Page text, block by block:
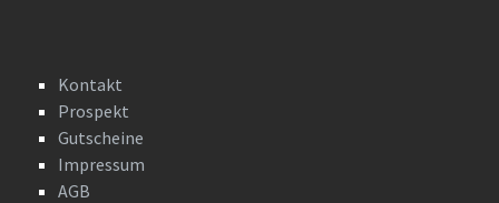
Kontakt
Prospekt
Gutscheine
Impressum
AGB